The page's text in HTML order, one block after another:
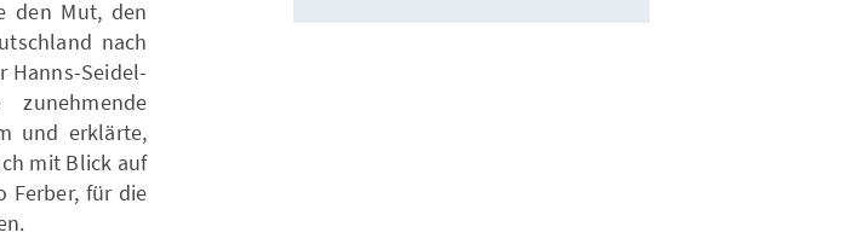
den Mut, den
nach
Hanns-Seidel-
und erklärte,
mit Blick auf
Ferber, für die